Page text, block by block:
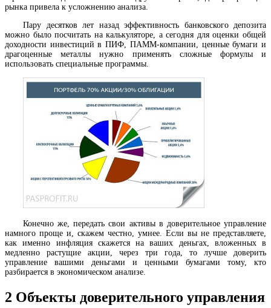
рынка привела к усложнению анализа.
Пару десятков лет назад эффективность банковского депозита
можно было посчитать на калькуляторе, а сегодня для оценки общей
доходности инвестиций в ПИФ, ПАММ-компании, ценные бумаги и
драгоценные металлы нужно применять сложные формулы и
использовать специальные программы.
Конечно же, передать свои активы в доверительное управление
намного проще и, скажем честно, умнее. Если вы не представляете,
как именно инфляция скажется на ваших деньгах, вложенных в
медленно растущие акции, через три года, то лучше доверить
управление вашими деньгами и ценными бумагами тому, кто
разбирается в экономическом анализе.
2 Объекты доверительного управления